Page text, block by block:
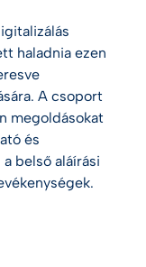
haladnia ezen
A csoport
megoldásokat
és
belső aláírási